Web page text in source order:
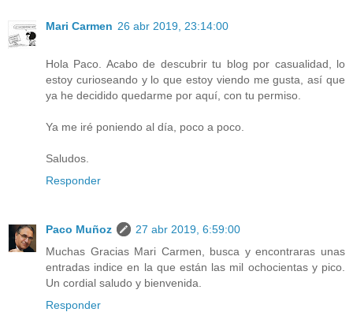
Mari Carmen 26 abr 2019, 23:14:00
Hola Paco. Acabo de descubrir tu blog por casualidad, lo
estoy curioseando y lo que estoy viendo me gusta, así que
ya he decidido quedarme por aquí, con tu permiso.
Ya me iré poniendo al día, poco a poco.
Saludos.
Responder
Paco Muñoz
27 abr 2019, 6:59:00
Muchas Gracias Mari Carmen, busca y encontraras unas
entradas indice en la que están las mil ochocientas y pico.
Un cordial saludo y bienvenida.
Responder